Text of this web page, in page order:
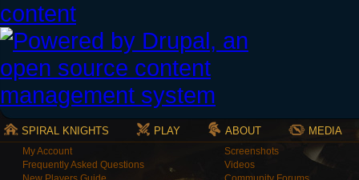
SPIRAL KNIGHTS PLAY ABOUT MEDIA
My Account
Frequently Asked Questions
Screenshots
Videos